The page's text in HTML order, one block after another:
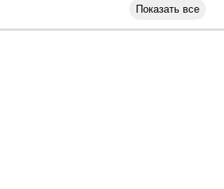
Показать все